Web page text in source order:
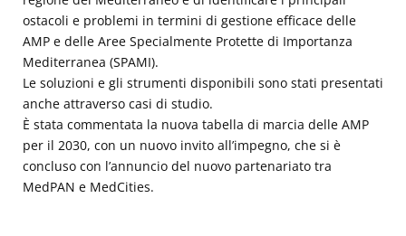
ostacoli e problemi in termini di gestione efficace delle
AMP e delle Aree Specialmente Protette di Importanza
Mediterranea (SPAMI).
Le soluzioni e gli strumenti disponibili sono stati presentati
anche attraverso casi di studio.
È stata commentata la nuova tabella di marcia delle AMP
per il 2030, con un nuovo invito all’impegno, che si è
concluso con l’annuncio del nuovo partenariato tra
MedPAN e MedCities.